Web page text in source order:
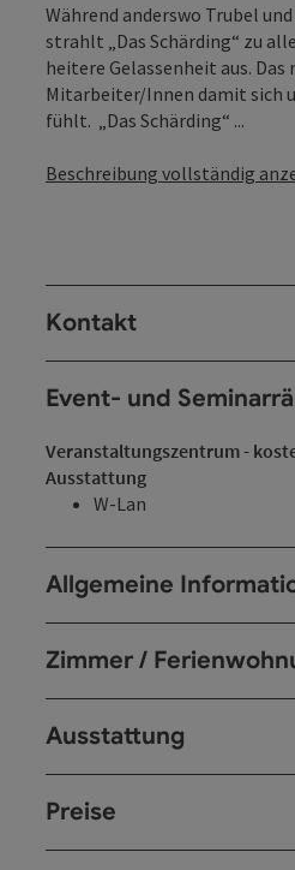
Während anderswo Trubel
strahlt „Das Schärding“ zu
heitere Gelassenheit aus. Das
Mitarbeiter/Innen damit sich
fühlt. „Das Schärding“ ...
Beschreibung vollständig
Kontakt
Event- und
Veranstaltungszentrum -
Ausstattung
W-Lan
Allgemeine
Zimmer /
Ausstattung
Preise